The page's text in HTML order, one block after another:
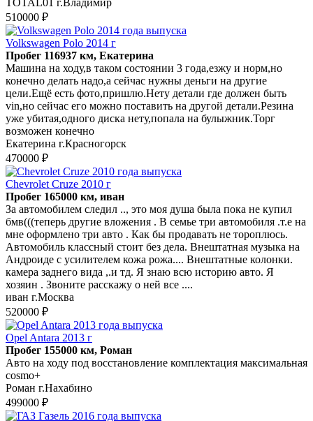
510000 ₽
Volkswagen Polo 2014 г
Пробег 116937 км, Екатерина
Машина на ходу,в таком состоянии 3 года,езжу и норм,но
конечно делать надо,а сейчас нужны деньги на другие
цели.Ещё есть фото,пришлю.Нету детали где должен быть
vin,но сейчас его можно поставить на другой детали.Резина
уже убитая,одного диска нету,попала на булыжник.Торг
возможен конечно
Екатерина г.Красногорск
470000 ₽
Chevrolet Cruze 2010 г
Пробег 165000 км, иван
За автомобилем следил .., это моя душа была пока не купил
бмв(((теперь другие вложения . В семье три автомобиля .т.е на
мне оформлено три авто . Как бы продавать не тороплюсь.
Автомобиль классный стоит без дела. Внештатная музыка на
Андроиде с усилителем кожа рожа.... Внештатные колонки.
камера заднего вида ,.и тд. Я знаю всю историю авто. Я
хозяин . Звоните расскажу о ней все ....
иван г.Москва
520000 ₽
Opel Antara 2013 г
Пробег 155000 км, Роман
Авто на ходу под восстановление комплектация максимальная
cosmo+
Роман г.Нахабино
499000 ₽